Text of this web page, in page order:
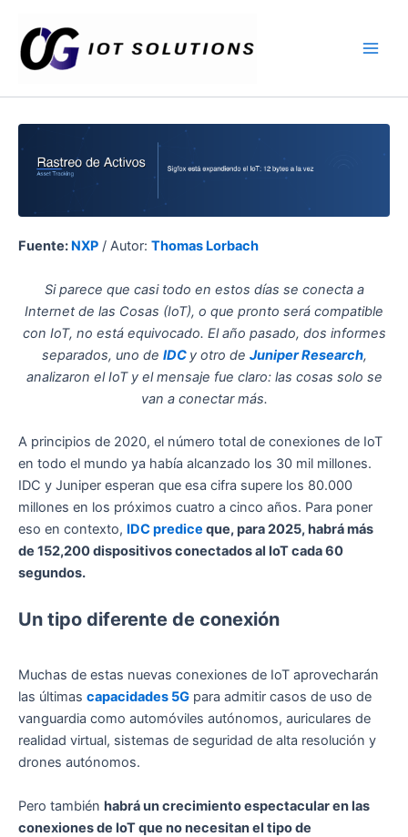
contenido
Fuente: NXP / Autor: Thomas Lorbach
Si parece que casi todo en estos días se conecta a
Internet de las Cosas (IoT), o que pronto será compatible
con IoT, no está equivocado. El año pasado, dos informes
separados, uno de IDC y otro de Juniper Research,
analizaron el IoT y el mensaje fue claro: las cosas solo se
van a conectar más.
A principios de 2020, el número total de conexiones de IoT
en todo el mundo ya había alcanzado los 30 mil millones.
IDC y Juniper esperan que esa cifra supere los 80.000
millones en los próximos cuatro a cinco años. Para poner
eso en contexto, IDC predice que, para 2025, habrá más
de 152,200 dispositivos conectados al IoT cada 60
segundos.
Un tipo diferente de conexión
Muchas de estas nuevas conexiones de IoT aprovecharán
las últimas capacidades 5G para admitir casos de uso de
vanguardia como automóviles autónomos, auriculares de
realidad virtual, sistemas de seguridad de alta resolución y
drones autónomos.
Pero también habrá un crecimiento espectacular en las
conexiones de IoT que no necesitan el tipo de